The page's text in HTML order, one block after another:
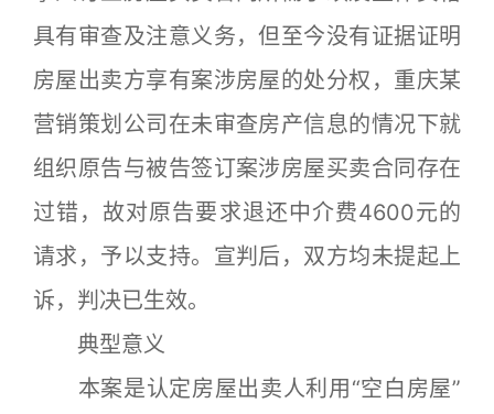
具有审查及注意义务，但至今没有证据证明
房屋出卖方享有案涉房屋的处分权，重庆某
营销策划公司在未审查房产信息的情况下就
组织原告与被告签订案涉房屋买卖合同存在
过错，故对原告要求退还中介费4600元的
请求，予以支持。宣判后，双方均未提起上
诉，判决已生效。
典型意义
本案是认定房屋出卖人利用“空白房屋”